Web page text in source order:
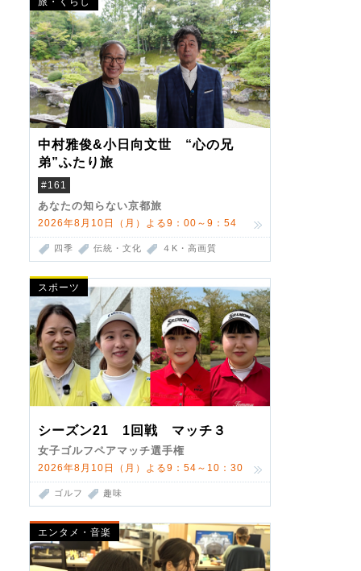
中村雅俊&小日向文世 “心の兄
弟”ふたり旅
#161
あなたの知らない京都旅
2026年8月10日（月）よる9：00～9：54
四季 伝統・文化 ４K・高画質
スポーツ
シーズン21 1回戦 マッチ３
女子ゴルフペアマッチ選手権
2026年8月10日（月）よる9：54～10：30
ゴルフ 趣味
エンタメ・音楽